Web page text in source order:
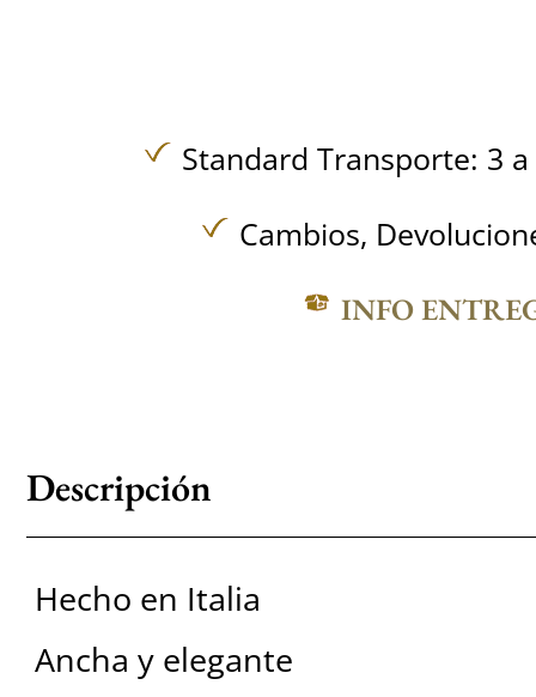
Standard Transporte: 3
Cambios,
INFO
Descripción
Hecho en Italia
Ancha y elegante